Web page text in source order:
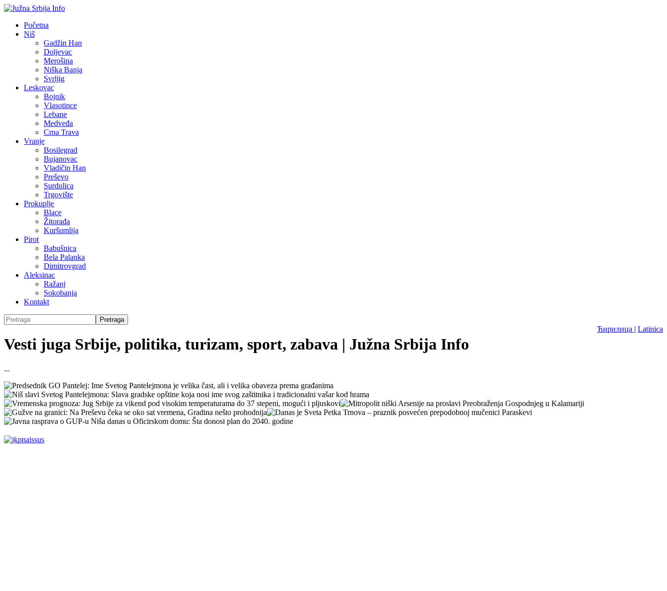
Početna
Niš
Gadžin Han
Doljevac
Merošina
Niška Banja
Svrljig
Leskovac
Bojnik
Vlasotince
Lebane
Medveđa
Crna Trava
Vranje
Bosilegrad
Bujanovac
Vladičin Han
Preševo
Surdulica
Trgovište
Prokuplje
Blace
Žitorađa
Kuršumlija
Pirot
Babušnica
Bela Palanka
Dimitrovgrad
Aleksinac
Ražanj
Sokobanja
Kontakt
Ћирилица | Latinica
Vesti juga Srbije, politika, turizam, sport, zabava | Južna Srbija Info
...